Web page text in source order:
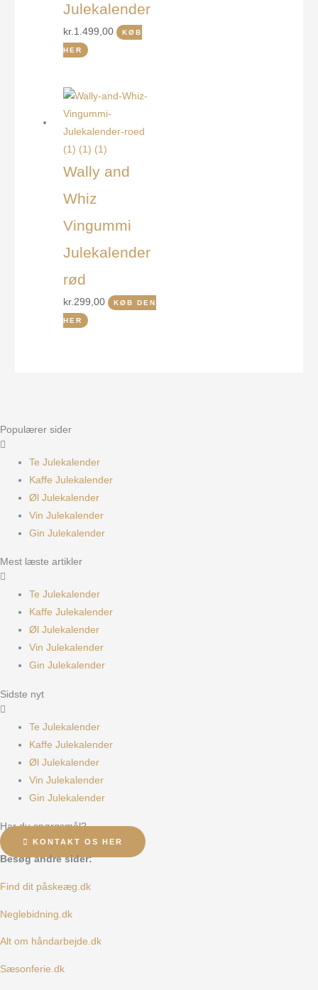
Julekalender
kr.1.499,00 KØB
HER
Wally and
Whiz
Vingummi
Julekalender
rød
kr.299,00 KØB DEN
HER
Populærer sider
Te Julekalender
Kaffe Julekalender
Øl Julekalender
Vin Julekalender
Gin Julekalender
Mest læste artikler
Te Julekalender
Kaffe Julekalender
Øl Julekalender
Vin Julekalender
Gin Julekalender
Sidste nyt
Te Julekalender
Kaffe Julekalender
Øl Julekalender
Vin Julekalender
Gin Julekalender
Har du spørgsmål?
KONTAKT OS HER
Besøg andre sider:
Find dit påskeæg.dk
Neglebidning.dk
Alt om håndarbejde.dk
Sæsonferie.dk